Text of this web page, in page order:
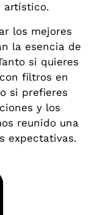
artístico.
los mejores
la esencia de
si quieres
filtros en
si prefieres
y los
reunido una
expectativas.